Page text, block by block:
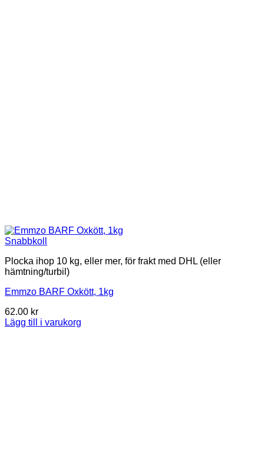
Snabbkoll
Plocka ihop 10 kg, eller mer, för frakt med DHL (eller
hämtning/turbil)
Emmzo BARF Oxkött, 1kg
62.00 kr
Lägg till i varukorg